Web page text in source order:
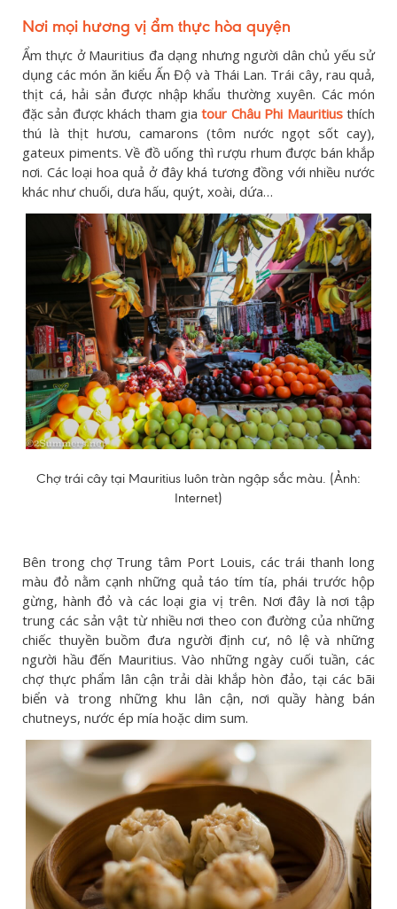
Nơi mọi hương vị ẩm thực hòa quyện
Ẩm thực ở Mauritius đa dạng nhưng người dân chủ yếu sử
dụng các món ăn kiểu Ấn Độ và Thái Lan. Trái cây, rau quả,
thịt cá, hải sản được nhập khẩu thường xuyên. Các món
đặc sản được khách tham giatour Châu Phi Mauritiusthích
thú là thịt hươu, camarons (tôm nước ngọt sốt cay),
gateux piments. Về đồ uống thì rượu rhum được bán khắp
nơi. Các loại hoa quả ở đây khá tương đồng với nhiều nước
khác như chuối, dưa hấu, quýt, xoài, dứa…
Chợ trái cây tại Mauritius luôn tràn ngập sắc màu. (Ảnh:
Internet)
Bên trong chợ Trung tâm Port Louis, các trái thanh long
màu đỏ nằm cạnh những quả táo tím tía, phái trước hộp
gừng, hành đỏ và các loại gia vị trên. Nơi đây là nơi tập
trung các sản vật từ nhiều nơi theo con đường của những
chiếc thuyền buồm đưa người định cư, nô lệ và những
người hầu đến Mauritius. Vào những ngày cuối tuần, các
chợ thực phẩm lân cận trải dài khắp hòn đảo, tại các bãi
biển và trong những khu lân cận, nơi quầy hàng bán
chutneys, nước ép mía hoặc dim sum.